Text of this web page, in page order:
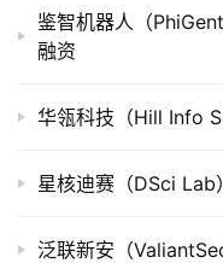
鉴智机器人（
融资
华瓴科技（Hill Info
星核迪赛（DSci Lab
泛联新安（